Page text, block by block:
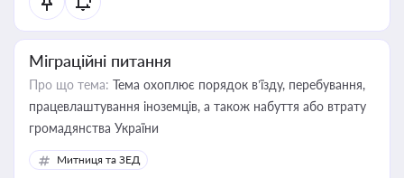
Міграційні питання
Про що тема: Тема охоплює порядок в’їзду, перебування,
працевлаштування іноземців, а також набуття або втрату
громадянства України
Митниця та ЗЕД